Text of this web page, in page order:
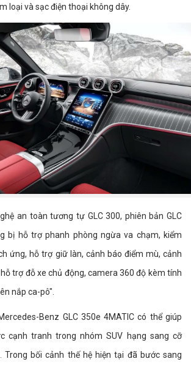
loại và sạc điện thoại không dây.
an toàn tương tự GLC 300, phiên bản GLC
bị hỗ trợ phanh phòng ngừa va chạm, kiểm
ứng, hỗ trợ giữ làn, cảnh báo điểm mù, cảnh
trợ đỗ xe chủ động, camera 360 độ kèm tính
nắp ca-pô".
Benz GLC 350e 4MATIC có thể giúp
cạnh tranh trong nhóm SUV hạng sang cỡ
Trong bối cảnh thế hệ hiện tại đã bước sang